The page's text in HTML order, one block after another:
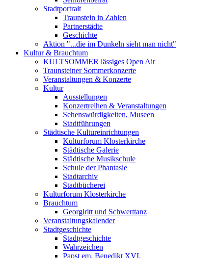
Stadtportrait
Traunstein in Zahlen
Partnerstädte
Geschichte
Aktion "...die im Dunkeln sieht man nicht"
Kultur & Brauchtum
KULTSOMMER lässiges Open Air
Traunsteiner Sommerkonzerte
Veranstaltungen & Konzerte
Kultur
Ausstellungen
Konzertreihen & Veranstaltungen
Sehenswürdigkeiten, Museen
Stadtführungen
Städtische Kultureinrichtungen
Kulturforum Klosterkirche
Städtische Galerie
Städtische Musikschule
Schule der Phantasie
Stadtarchiv
Stadtbücherei
Kulturforum Klosterkirche
Brauchtum
Georgiritt und Schwerttanz
Veranstaltungskalender
Stadtgeschichte
Stadtgeschichte
Wahrzeichen
Papst em. Benedikt XVI.